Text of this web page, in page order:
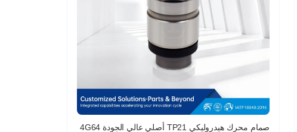
صمام محرك هيدروليكي TP21 أصلي عالي الجودة 4G64